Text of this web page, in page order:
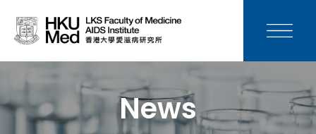
News
News
Media
Donation